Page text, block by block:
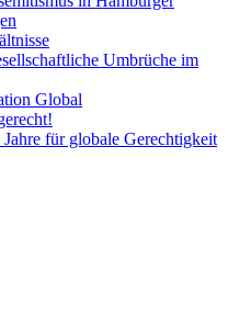
Umbrüche im
Global
für globale Gerechtigkeit